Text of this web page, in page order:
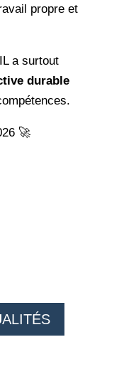
propre et
a surtout
durable
🚀